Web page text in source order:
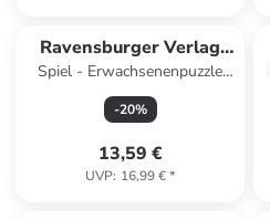
Ravensburger Verlag
GmbH
Spiel - Erwachsenenpuzzle
1000 Teile - Stranger Things -
See You On The Other S
-20%
13,59 €
UVP: 16,99 €*